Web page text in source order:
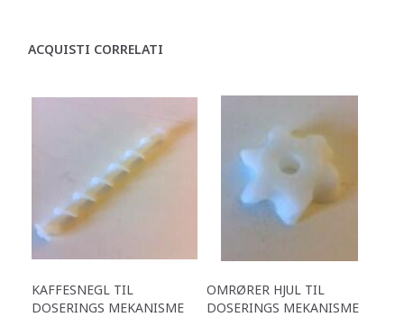
ACQUISTI CORRELATI
KAFFESNEGL TIL
DOSERINGS MEKANISME
OMRØRER HJUL TIL
DOSERINGS MEKANISME